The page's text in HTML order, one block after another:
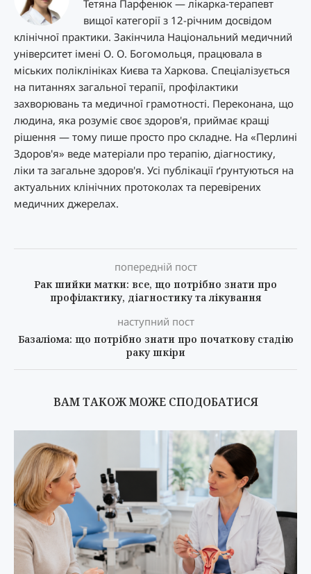
Тетяна Парфенюк — лікарка-терапевт
вищої категорії з 12-річним досвідом
клінічної практики. Закінчила Національний медичний
університет імені О. О. Богомольця, працювала в
міських поліклініках Києва та Харкова. Спеціалізується
на питаннях загальної терапії, профілактики
захворювань та медичної грамотності. Переконана, що
людина, яка розуміє своє здоров'я, приймає кращі
рішення — тому пише просто про складне. На «Перлині
Здоров'я» веде матеріали про терапію, діагностику,
ліки та загальне здоров'я. Усі публікації ґрунтуються на
актуальних клінічних протоколах та перевірених
медичних джерелах.
попередній пост
Рак шийки матки: все, що потрібно знати про
профілактику, діагностику та лікування
наступний пост
Базаліома: що потрібно знати про початкову стадію
раку шкіри
ВАМ ТАКОЖ МОЖЕ СПОДОБАТИСЯ